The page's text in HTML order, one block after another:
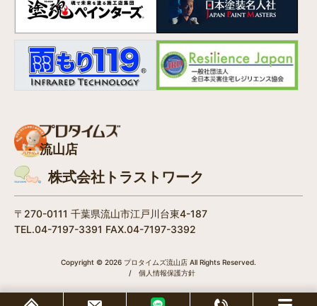
流山店
株式会社トラストワーク
〒270-0111 千葉県流山市江戸川台東4-187
TEL.04-7197-3391 FAX.04-7197-3392
Copyright © 2026 プロタイムズ流山店 All Rights Reserved.
/
個人情報保護方針